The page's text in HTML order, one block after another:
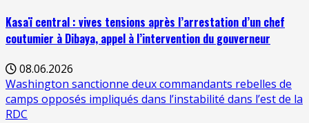
Kasaï central : vives tensions après l’arrestation d’un chef
coutumier à Dibaya, appel à l’intervention du gouverneur
08.06.2026
Washington sanctionne deux commandants rebelles de
camps opposés impliqués dans l’instabilité dans l’est de la
RDC